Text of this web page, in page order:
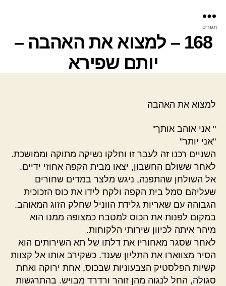
תפריט
168 – למצוא את האהבה –
יותם שפירא
למצוא את האהבה
" אני אוהב אותך"
"אני יותר"
השניים רכנו זה לעבר זו וחלקו נשיקה מתוקה וממושכת.
לאחר ששולם החשבון, יצאו מבית הקפה אחוזי ידיים.
אל השולחן שהתפנה, ניגש מלצר במדים שחורים
שעליהם סמל בית הקפה ולקח לידו את כוס הזכוכית
הגבוהה עם שאריות גלידת הווניל שחלק הזוג המאוהב.
במקום לפנות את הכוס למטבח כמצופה ממנו הוא
מיהר איתה לכיוון שירותי הלקוחות.
לאחר שסגר מאחוריו את דלתו של תא השירותים הוא
הסיר מצווארו את התליון שענד. כשקירב אותו אל קצוות
קשיות הפלסטיק הצבעוניות שבכוס, אחת ירוקה ואחת
סגולה, החל לנגוה מהן זוהר ורדרד מבויש. בהתרגשות